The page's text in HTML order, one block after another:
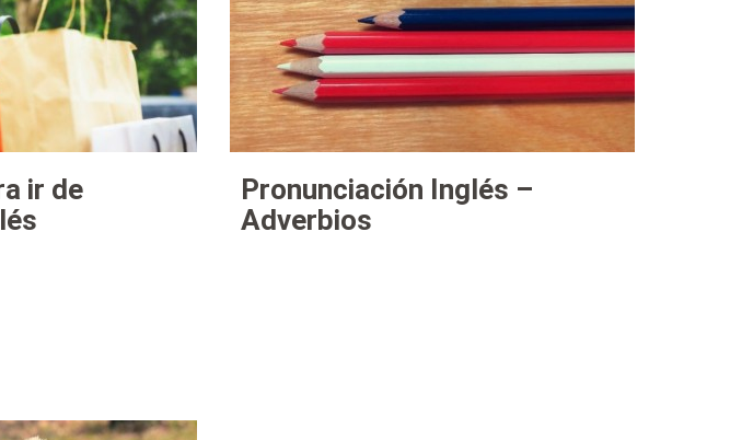
ir de
Pronunciación Inglés –
Adverbios